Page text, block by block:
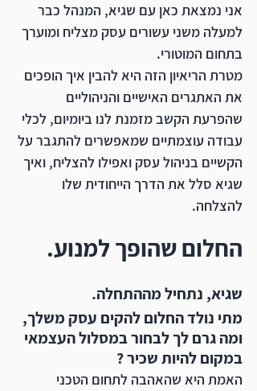
אני נמצאת כאן עם שגיא, המנהל כבר
למעלה משני עשורים עסק מצליח ומוערך
בתחום המוטורי.
מטרת הריאיון הזה היא להבין איך הופכים
את האתגרים האישיים והניהוליים
שהפרעת הקשב מזמנת לנו ביומיום, לכלי
עבודה עוצמתיים שמאפשרים להתגבר על
הקשיים בניהול עסק ואפילו להצליח, ואיך
שגיא סלל את הדרך הייחודית שלו
להצלחה.
החלום שהופך למנוע.
שגיא, נתחיל מההתחלה.
מתי נולד החלום להקים עסק משלך,
ומה גרם לך לבחור במסלול העצמאי
במקום להיות שכיר ?
האמת היא שהאהבה לתחום הטכני